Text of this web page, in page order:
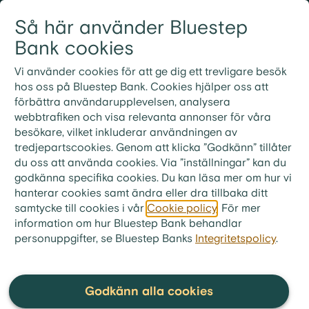
Så här använder Bluestep
Bank cookies
Vi använder cookies för att ge dig ett trevligare besök
hos oss på Bluestep Bank. Cookies hjälper oss att
förbättra användarupplevelsen, analysera
webbtrafiken och visa relevanta annonser för våra
besökare, vilket inkluderar användningen av
tredjepartscookies. Genom att klicka ”Godkänn” tillåter
du oss att använda cookies. Via ”inställningar” kan du
godkänna specifika cookies. Du kan läsa mer om hur vi
hanterar cookies samt ändra eller dra tillbaka ditt
samtycke till cookies i vår Cookie policy . För mer
information om hur Bluestep Bank behandlar
personuppgifter, se Bluestep Banks Integritetspolicy.
Godkänn alla cookies
Meny
bluestep.se > Bolån > FAQ bolån
Vilka extra kostnader tillkommer
vid köp av bostadsrätt?
När du köper en lägenhet i en
bostadsrättsförening kan det tillkomma avgifter
som behöver betalas direkt till
bostadsrättsföreningen. Det är exempelvis vanligt
att bostadsrättsföreningen tar ut en
överlåtelseavgift, pantsättningsavgift och
beroende på förening.